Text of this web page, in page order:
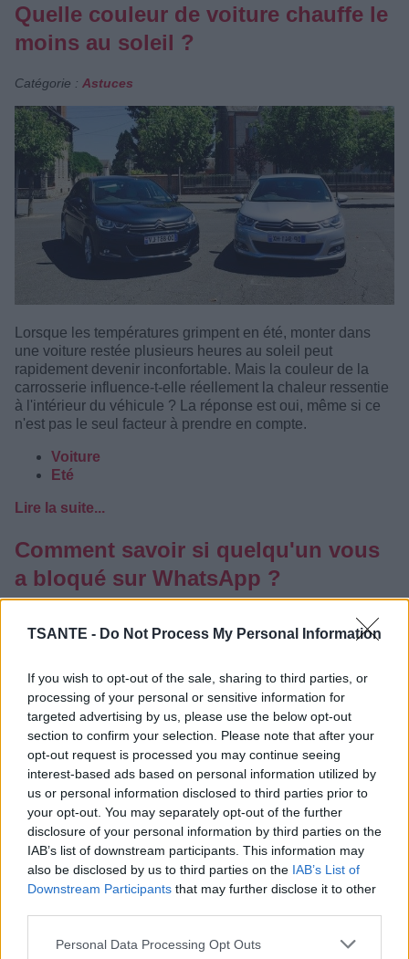
TSANTE - Do Not Process My Personal Information
If you wish to opt-out of the sale, sharing to third parties, or
processing of your personal or sensitive information for
targeted advertising by us, please use the below opt-out
section to confirm your selection. Please note that after your
opt-out request is processed you may continue seeing
interest-based ads based on personal information utilized by
us or personal information disclosed to third parties prior to
your opt-out. You may separately opt-out of the further
disclosure of your personal information by third parties on the
IAB’s list of downstream participants. This information may
also be disclosed by us to third parties on the IAB’s List of
Downstream Participants that may further disclose it to other
Personal Data Processing Opt Outs
Quelle couleur de voiture chauffe le
moins au soleil ?
Catégorie : Astuces
Lorsque les températures grimpent en été, monter dans
une voiture restée plusieurs heures au soleil peut
rapidement devenir inconfortable. Mais la couleur de la
carrosserie influence-t-elle réellement la chaleur ressentie
à l'intérieur du véhicule ? La réponse est oui, même si ce
n'est pas le seul facteur à prendre en compte.
Voiture
Eté
Lire la suite...
Comment savoir si quelqu'un vous
a bloqué sur WhatsApp ?
Vous n'obtenez plus de réponse à vos messages et vous
vous demandez si un contact vous a bloqué sur WhatsApp
? L'application ne prévient jamais lorsqu'un blocage est